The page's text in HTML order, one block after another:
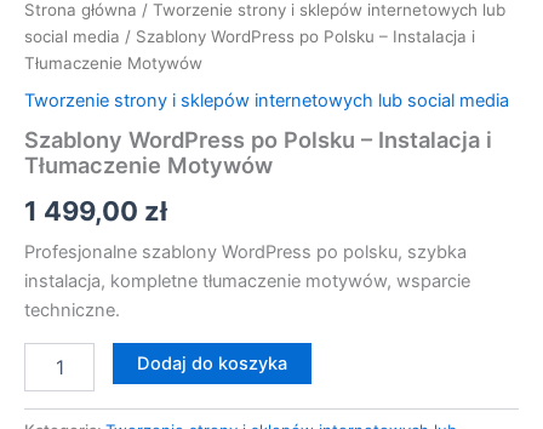
Strona główna / Tworzenie strony i sklepów internetowych lub
social media / Szablony WordPress po Polsku – Instalacja i
Tłumaczenie Motywów
Tworzenie strony i sklepów internetowych lub social media
Szablony WordPress po Polsku – Instalacja i
Tłumaczenie Motywów
1 499,00 zł
Profesjonalne szablony WordPress po polsku, szybka
instalacja, kompletne tłumaczenie motywów, wsparcie
techniczne.
Dodaj do koszyka